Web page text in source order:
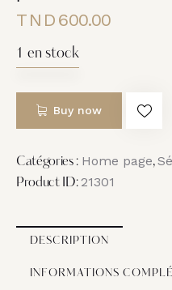
TND 600.00
1 en stock
Buy now
Catégories : Home page,
Product ID:21301
DESCRIPTION
INFORMATIONS